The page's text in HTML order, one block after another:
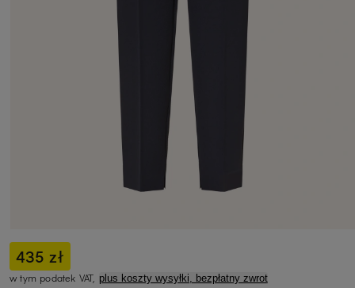
435 zł
w tym podatek VAT, plus koszty wysyłki, bezpłatny zwrot